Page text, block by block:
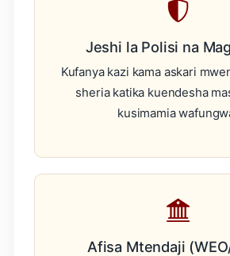
Jeshi la Polisi na
Kufanya kazi kama askari
sheria katika kuendesha
kusimamia
Afisa Mtendaji